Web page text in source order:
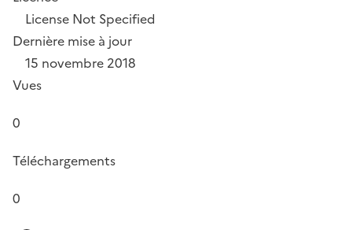
License Not Specified
Dernière mise à jour
15 novembre 2018
Vues
0
Téléchargements
0